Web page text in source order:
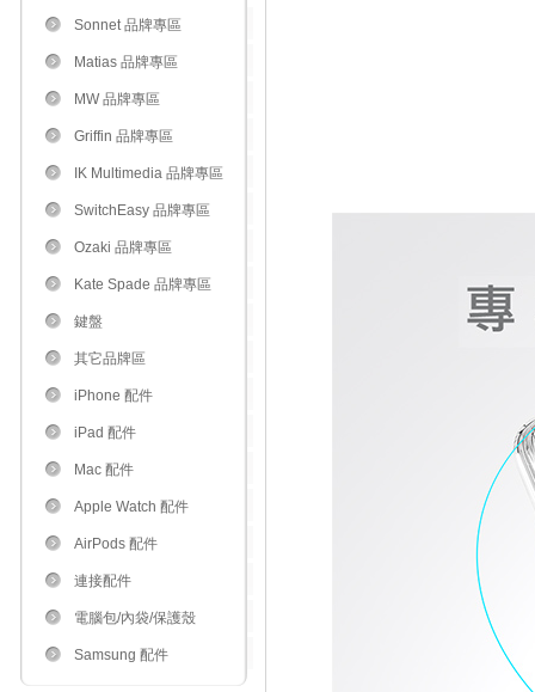
Sonnet 品牌專區
Matias 品牌專區
MW 品牌專區
Griffin 品牌專區
IK Multimedia 品牌專區
SwitchEasy 品牌專區
Ozaki 品牌專區
Kate Spade 品牌專區
鍵盤
其它品牌區
iPhone 配件
iPad 配件
Mac 配件
Apple Watch 配件
AirPods 配件
連接配件
電腦包/內袋/保護殼
Samsung 配件